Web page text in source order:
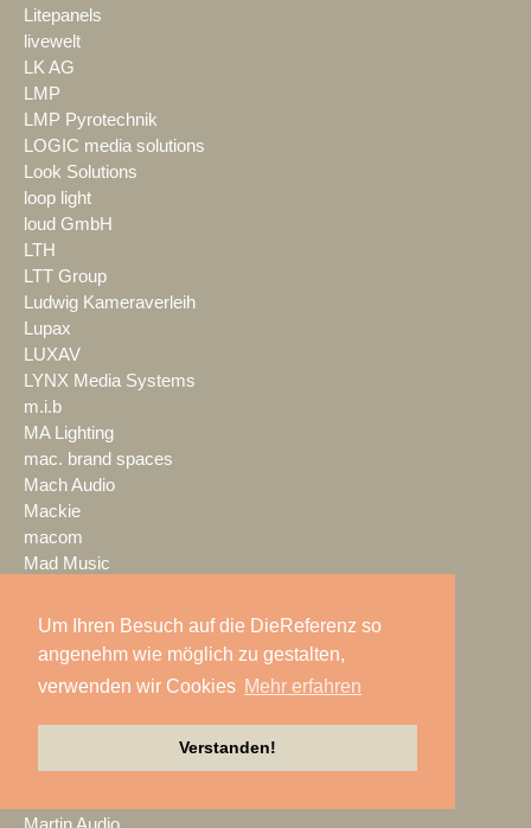
Um Ihren Besuch auf die DieReferenz so
angenehm wie möglich zu gestalten,
verwenden wir Cookies Mehr erfahren
Verstanden!
Litepanels
livewelt
LK AG
LMP
LMP Pyrotechnik
LOGIC media solutions
Look Solutions
loop light
loud GmbH
LTH
LTT Group
Ludwig Kameraverleih
Lupax
LUXAV
LYNX Media Systems
m.i.b
MA Lighting
mac. brand spaces
Mach Audio
Mackie
macom
Mad Music
MADRIX
Medientechnik
Magic Sky
marbet